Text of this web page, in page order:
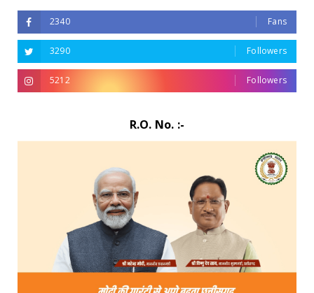
2340 Fans
3290 Followers
5212 Followers
R.O. No. :-